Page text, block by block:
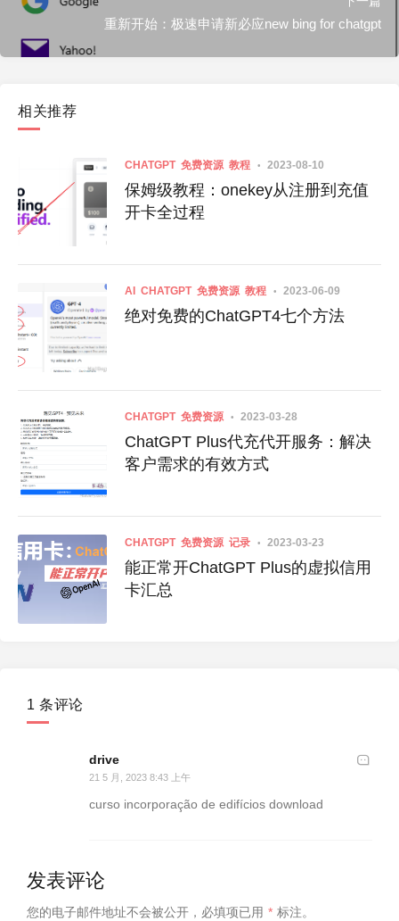
重新开始：极速申请新必应new bing for chatgpt
相关推荐
CHATGPT 免费资源 教程 2023-08-10
保姆级教程：onekey从注册到充值
开卡全过程
AI CHATGPT 免费资源 教程 2023-06-09
绝对免费的ChatGPT4七个方法
CHATGPT 免费资源 2023-03-28
ChatGPT Plus代充代开服务：解决
客户需求的有效方式
CHATGPT 免费资源 记录 2023-03-23
能正常开ChatGPT Plus的虚拟信用
卡汇总
1 条评论
drive
21 5 月, 2023 8:43 上午
curso incorporação de edifícios download
发表评论
您的电子邮件地址不会被公开， 必填项已用 * 标注。